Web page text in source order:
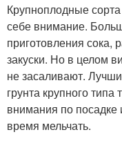
Крупноплодные
себе внимание.
приготовления сока,
закуски. Но в целом
не засаливают.
грунта крупного
внимания по посадке
время мельчать.